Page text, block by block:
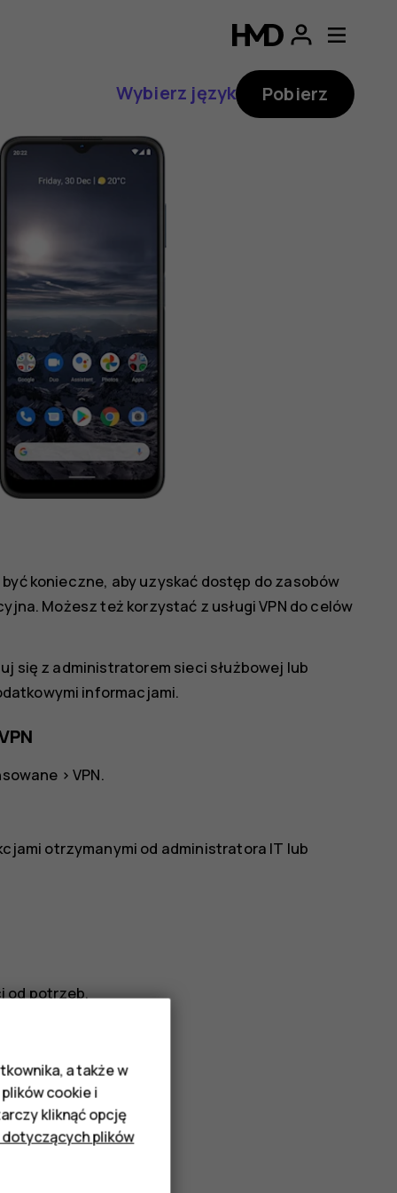
Wybierz język Pobierz
konieczne, aby uzyskać dostęp do zasobów
Możesz też korzystać z usługi VPN do celów
się z administratorem sieci służbowej lub
informacjami.
>VPN.
otrzymanymi od administratora IT lub
od potrzeb.
a także w
cookie i
kliknąć opcję
plików